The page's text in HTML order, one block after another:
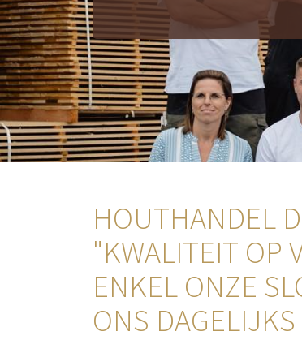
HOUTHANDEL
"KWALITEIT OP
ENKEL ONZE
ONS